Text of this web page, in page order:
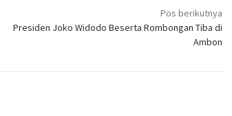
Pos berikutnya
Presiden Joko Widodo Beserta Rombongan Tiba di
Ambon